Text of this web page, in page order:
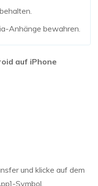
Anhänge bewahren.
auf iPhone
und klicke auf dem
Symbol.